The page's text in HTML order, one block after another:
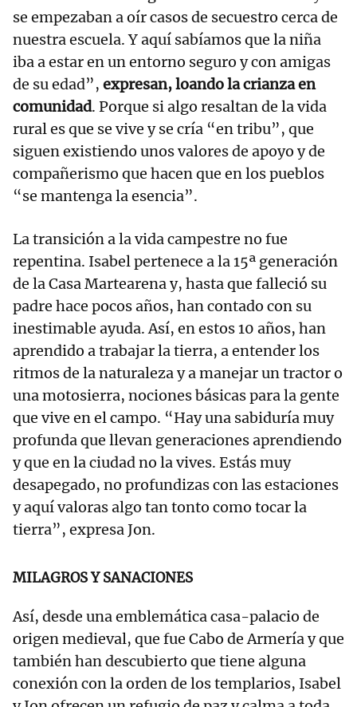
se empezaban a oír casos de secuestro cerca de
nuestra escuela. Y aquí sabíamos que la niña
iba a estar en un entorno seguro y con amigas
de su edad”, expresan, loando la crianza en
comunidad. Porque si algo resaltan de la vida
rural es que se vive y se cría “en tribu”, que
siguen existiendo unos valores de apoyo y de
compañerismo que hacen que en los pueblos
“se mantenga la esencia”.
La transición a la vida campestre no fue
repentina. Isabel pertenece a la 15ª generación
de la Casa Martearena y, hasta que falleció su
padre hace pocos años, han contado con su
inestimable ayuda. Así, en estos 10 años, han
aprendido a trabajar la tierra, a entender los
ritmos de la naturaleza y a manejar un tractor o
una motosierra, nociones básicas para la gente
que vive en el campo. “Hay una sabiduría muy
profunda que llevan generaciones aprendiendo
y que en la ciudad no la vives. Estás muy
desapegado, no profundizas con las estaciones
y aquí valoras algo tan tonto como tocar la
tierra”, expresa Jon.
MILAGROS Y SANACIONES
Así, desde una emblemática casa-palacio de
origen medieval, que fue Cabo de Armería y que
también han descubierto que tiene alguna
conexión con la orden de los templarios, Isabel